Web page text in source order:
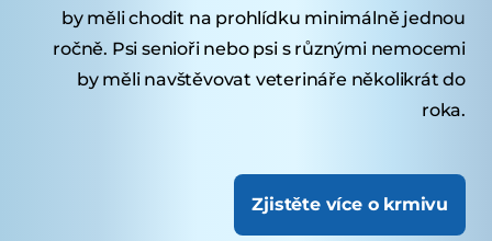
by měli chodit na prohlídku minimálně jednou
ročně. Psi senioři nebo psi s různými nemocemi
by měli navštěvovat veterináře několikrát do
roka.
Zjistěte více o krmivu